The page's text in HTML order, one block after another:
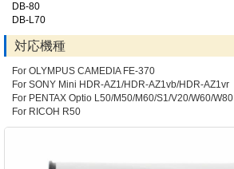
DB-80
DB-L70
対応機種
For OLYMPUS CAMEDIA FE-370
For SONY Mini HDR-AZ1/HDR-AZ1vb/HDR-AZ1vr
For PENTAX Optio L50/M50/M60/S1/V20/W60/W80
For RICOH R50